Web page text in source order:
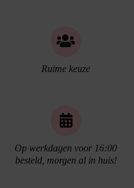
Ruime keuze
Op werkdagen voor 16:00
besteld, morgen al in huis!